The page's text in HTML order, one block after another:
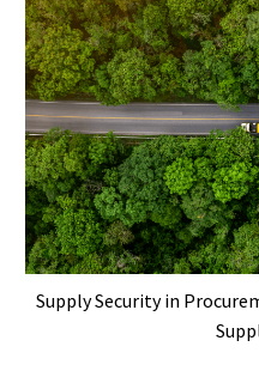
Supply Security in